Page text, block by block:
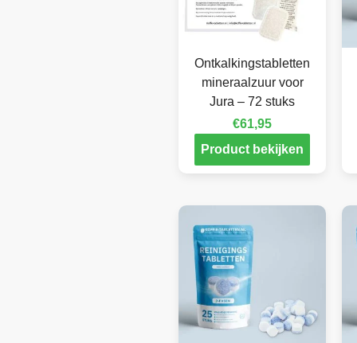
Ontkalkingstabletten
mineraalzuur voor
Jura – 72 stuks
€61,95
Product bekijken